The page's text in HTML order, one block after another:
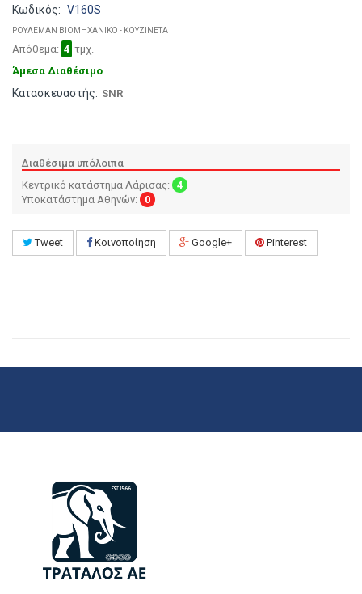
Κωδικός: V160S
ΡΟΥΛΕΜΑΝ ΒΙΟΜΗΧΑΝΙΚΟ - ΚΟΥΖΙΝΕΤΑ
Απόθεμα: 4 τμχ.
Άμεσα Διαθέσιμο
Κατασκευαστής: SNR
Διαθέσιμα υπόλοιπα
Κεντρικό κατάστημα Λάρισας:
4
Υποκατάστημα Αθηνών:
0
Tweet Κοινοποίηση Google+ Pinterest